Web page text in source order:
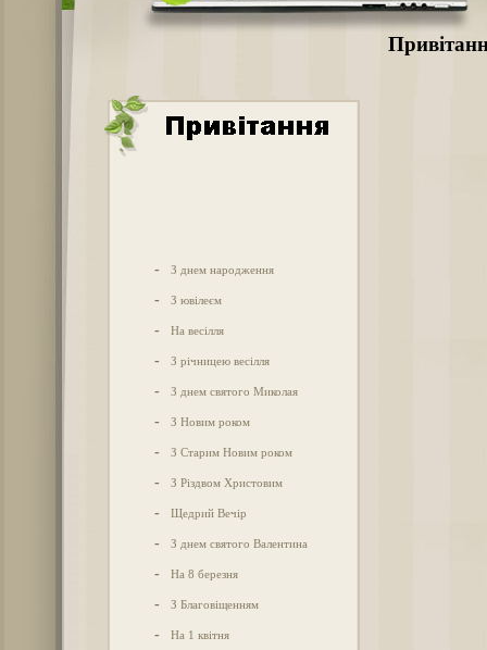
- З днем народження
- З ювілеєм
- На весілля
- З річницею весілля
- З днем святого Миколая
- З Новим роком
- З Старим Новим роком
- З Різдвом Христовим
- Щедрий Вечір
- З днем святого Валентина
- На 8 березня
- З Благовіщенням
- На 1 квітня